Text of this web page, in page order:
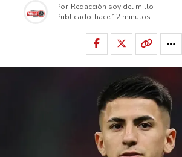
Por Redacción soy del millo
Publicado hace 12 minutos